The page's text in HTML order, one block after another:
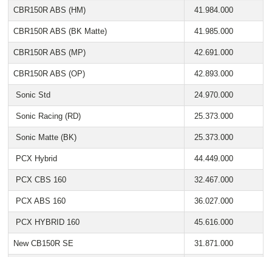
CBR150R ABS (HM) 41.984.000
CBR150R ABS (BK Matte) 41.985.000
CBR150R ABS (MP) 42.691.000
CBR150R ABS (OP) 42.893.000
Sonic Std 24.970.000
Sonic Racing (RD) 25.373.000
Sonic Matte (BK) 25.373.000
PCX Hybrid 44.449.000
PCX CBS 160 32.467.000
PCX ABS 160 36.027.000
PCX HYBRID 160 45.616.000
New CB150R SE 31.871.000